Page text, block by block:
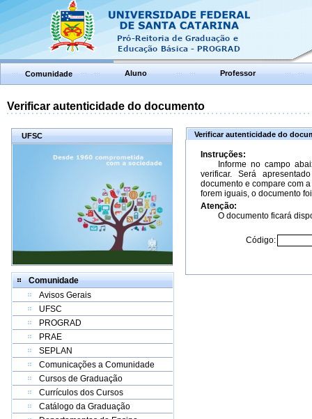
Comunidade Aluno Professor
Verificar autenticidade do documento
UFSC
Comunidade
Avisos Gerais
UFSC
PROGRAD
PRAE
SEPLAN
Comunicações a Comunidade
Cursos de Graduação
Currículos dos Cursos
Catálogo da Graduação
Verificar autenticidade do
Instruções:
Informe no campo
verificar. Será
documento e compare com
forem iguais, o documento
Atenção:
O documento ficará
Código: